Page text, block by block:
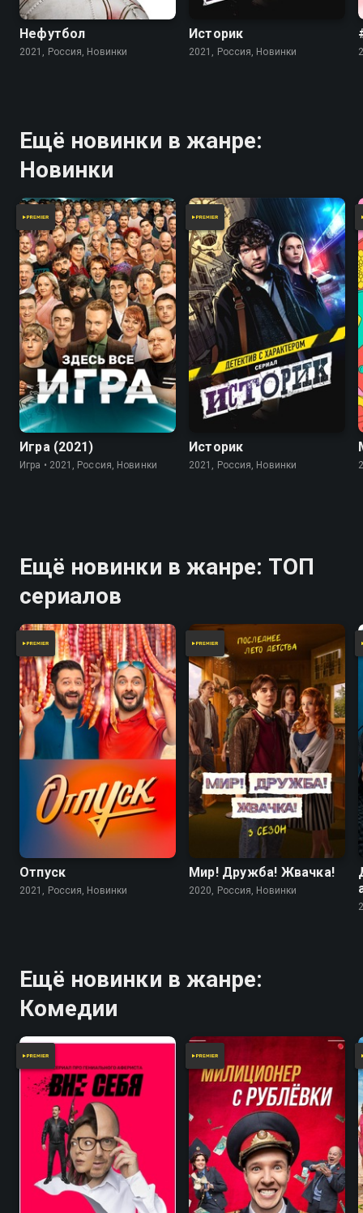
Нефутбол
2021, Россия, Новинки
Историк
2021, Россия, Новинки
Ещё новинки в жанре:
Новинки
7.8
Игра (2021)
Игра • 2021, Россия, Новинки
Историк
2021, Россия, Новинки
Ещё новинки в жанре: ТОП
сериалов
Отпуск
2021, Россия, Новинки
Мир! Дружба! Жвачка!
2020, Россия, Новинки
Ещё новинки в жанре:
Комедии